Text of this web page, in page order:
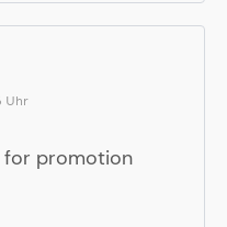
Uhr
for promotion